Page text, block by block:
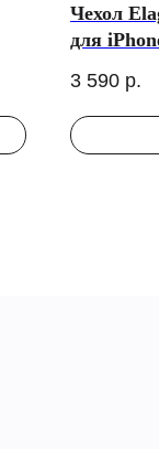
Чехол
для
3 590 р.